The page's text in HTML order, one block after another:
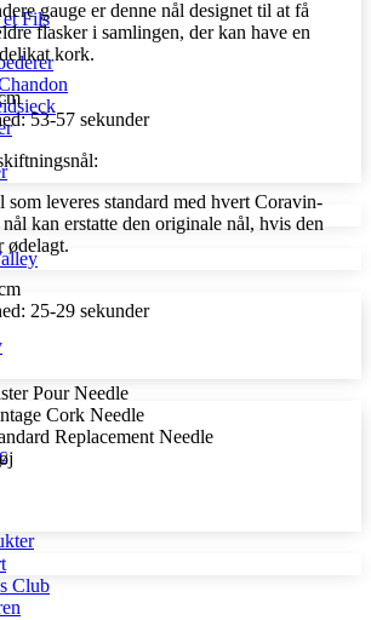
et Fils
Club
gauge er denne nål designet til at få
flasker i samlingen, der kan have en
kork.
53-57 sekunder
som leveres standard med hvert Coravin-
kan erstatte den originale nål, hvis den
ødelagt.
25-29 sekunder
Pour Needle
Cork Needle
Replacement Needle